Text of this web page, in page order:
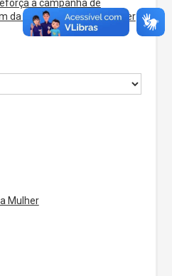
a campanha de
da violência contra a mulher
Mulher